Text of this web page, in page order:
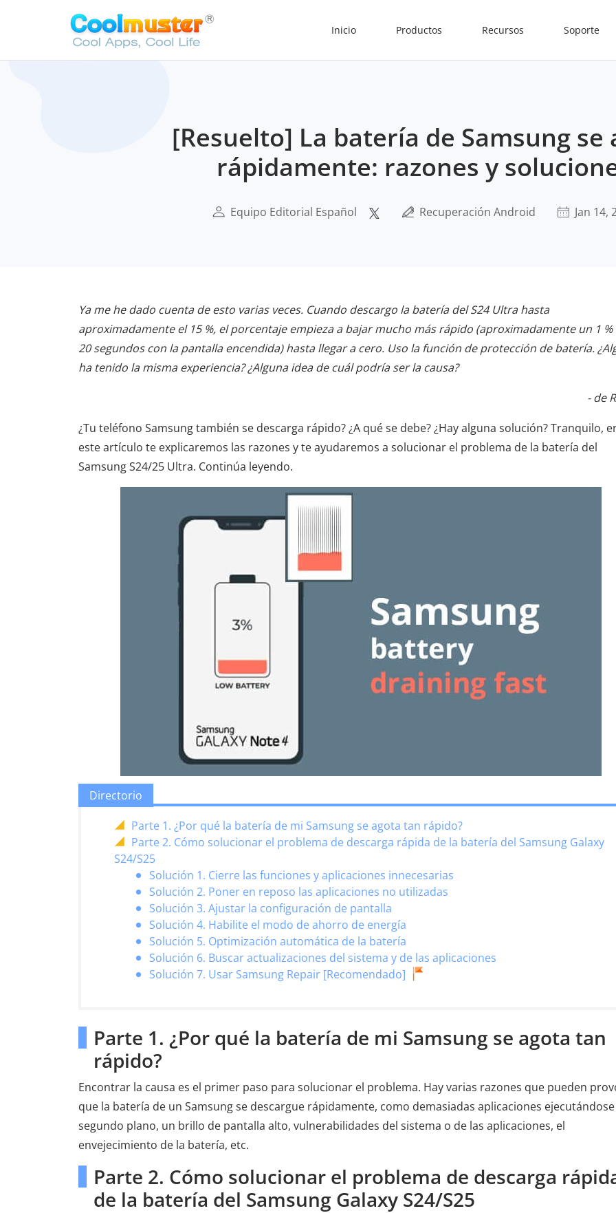
Inicio Productos Recursos Soporte
[Resuelto] La batería de Samsung se
rápidamente: razones y
Equipo Editorial Español Recuperación Android Jan 14,
Ya me he dado cuenta de esto varias veces. Cuando descargo la batería del S24 Ultra hasta
aproximadamente el 15 %, el porcentaje empieza a bajar mucho más rápido (aproximadamente un 1 %
20 segundos con la pantalla encendida) hasta llegar a cero. Uso la función de protección de batería.
ha tenido la misma experiencia? ¿Alguna idea de cuál podría ser la causa?
- de
¿Tu teléfono Samsung también se descarga rápido? ¿A qué se debe? ¿Hay alguna solución? Tranquilo,
este artículo te explicaremos las razones y te ayudaremos a solucionar el problema de la batería del
Samsung S24/25 Ultra. Continúa leyendo.
Directorio
Parte 1. ¿Por qué la batería de mi Samsung se agota tan rápido?
Parte 2. Cómo solucionar el problema de descarga rápida de la batería del Samsung Galaxy
S24/S25
Solución 1. Cierre las funciones y aplicaciones innecesarias
Solución 2. Poner en reposo las aplicaciones no utilizadas
Solución 3. Ajustar la configuración de pantalla
Solución 4. Habilite el modo de ahorro de energía
Solución 5. Optimización automática de la batería
Solución 6. Buscar actualizaciones del sistema y de las aplicaciones
Solución 7. Usar Samsung Repair [Recomendado]
Parte 1. ¿Por qué la batería de mi Samsung se agota tan
rápido?
Encontrar la causa es el primer paso para solucionar el problema. Hay varias razones que pueden
que la batería de un Samsung se descargue rápidamente, como demasiadas aplicaciones
segundo plano, un brillo de pantalla alto, vulnerabilidades del sistema o de las aplicaciones, el
envejecimiento de la batería, etc.
Parte 2. Cómo solucionar el problema de descarga
de la batería del Samsung Galaxy S24/S25